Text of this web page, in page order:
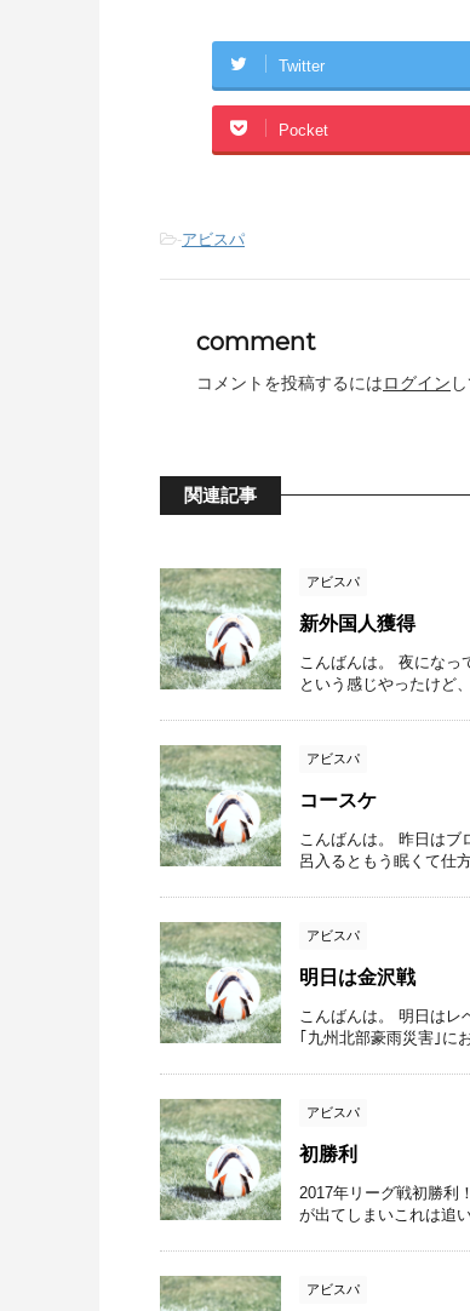
Twitter
Pocket
-アビスパ
comment
コメントを投稿するにはログイン
関連記事
アビスパ
新外国人獲得
こんばんは。 夜になっ
という感じやったけど
アビスパ
コースケ
こんばんは。 昨日はブ
呂入るともう眠くて仕
アビスパ
明日は金沢戦
こんばんは。 明日はレ
｢九州北部豪雨災害｣に
アビスパ
初勝利
2017年リーグ戦初勝利
が出てしまいこれは追
アビスパ